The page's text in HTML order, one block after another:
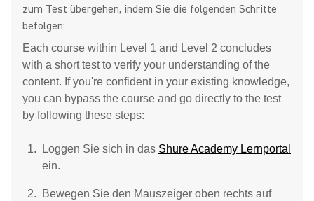
zum Test übergehen, indem Sie die folgenden Schritte
befolgen:
Each course within Level 1 and Level 2 concludes
with a short test to verify your understanding of the
content. If you're confident in your existing knowledge,
you can bypass the course and go directly to the test
by following these steps:
Loggen Sie sich in das Shure Academy Lernportal
ein.
Bewegen Sie den Mauszeiger oben rechts auf